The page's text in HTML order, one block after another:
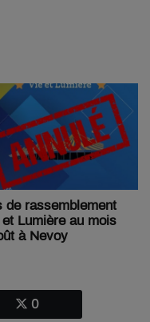
0
de rassemblement
Lumière au mois
à Nevoy